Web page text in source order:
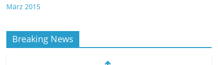
März 2015
Breaking News